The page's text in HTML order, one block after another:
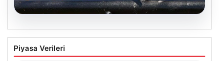
25 Mayıs Petrol Fiyatlarında Düşüş:
Brent ve WTI Güncel Durum
Piyasa Verileri